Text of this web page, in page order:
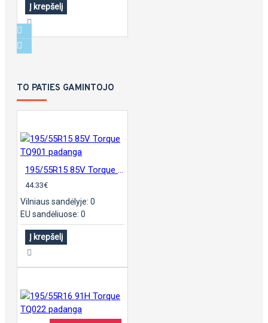
Į krepšelį
TO PATIES GAMINTOJO
44.33€
Vilniaus sandėlyje: 0
EU sandėliuose: 0
Į krepšelį